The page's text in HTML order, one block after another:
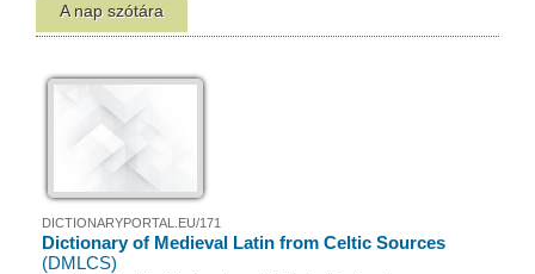
A nap szótára
DICTIONARYPORTAL.EU/171
Dictionary of Medieval Latin from Celtic Sources
(DMLCS)